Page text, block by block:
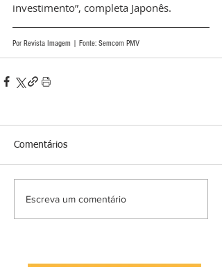
investimento”, completa Japonês.
Por Revista Imagem | Fonte: Semcom PMV
Comentários
Escreva um comentário